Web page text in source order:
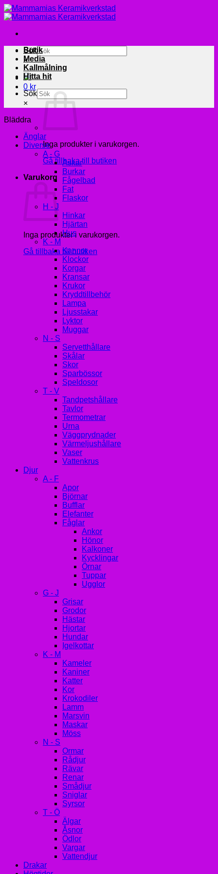
Skip
to
Sök
×
0 kr
Inga produkter i varukorgen.
Gå tillbaka till butiken
Varukorg
Inga produkter i varukorgen.
Gå tillbaka till butiken
Butik
Media
Kallmålning
Hitta hit
Sök
×
Bläddra
Änglar
Diverse
A - G
Askar
Burkar
Fågelbad
Fat
Flaskor
H - J
Hinkar
Hjärtan
Hus
K - M
Kannor
Klockor
Korgar
Kransar
Krukor
Kryddtillbehör
Lampa
Ljusstakar
Lyktor
Muggar
N - S
Servetthållare
Skålar
Skor
Sparbössor
Speldosor
T - V
Tandpetshållare
Tavlor
Termometrar
Urna
Väggprydnader
Värmeljushållare
Vaser
Vattenkrus
Djur
A - F
Apor
Björnar
Bufflar
Elefanter
Fåglar
Ankor
Hönor
Kalkoner
Kycklingar
Örnar
Tuppar
Ugglor
G - J
Grisar
Grodor
Hästar
Hjortar
Hundar
Igelkottar
K - M
Kameler
Kaniner
Katter
Kor
Krokodiler
Lamm
Marsvin
Maskar
Möss
N - S
Ormar
Rådjur
Rävar
Renar
Smådjur
Sniglar
Syrsor
T - Ö
Älgar
Åsnor
Ödlor
Vargar
Vattendjur
Drakar